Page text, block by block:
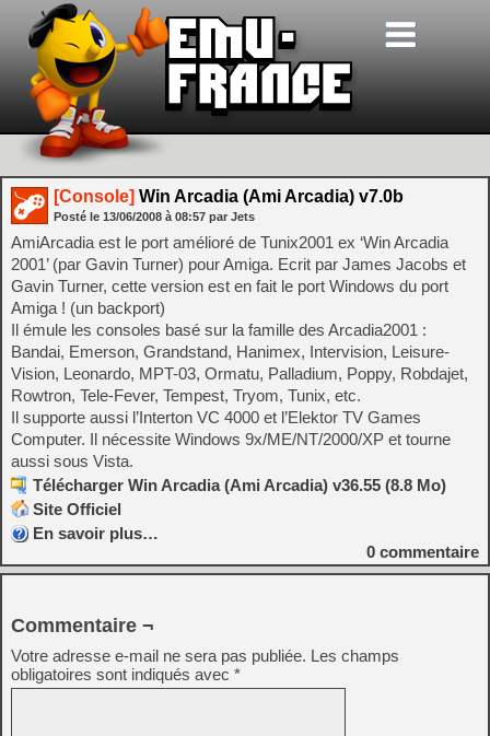
[Console] Win Arcadia (Ami Arcadia) v7.0b
Posté le 13/06/2008 à 08:57 par Jets
AmiArcadia est le port amélioré de Tunix2001 ex ‘Win Arcadia
2001’ (par Gavin Turner) pour Amiga. Ecrit par James Jacobs et
Gavin Turner, cette version est en fait le port Windows du port
Amiga ! (un backport)
Il émule les consoles basé sur la famille des Arcadia2001 :
Bandai, Emerson, Grandstand, Hanimex, Intervision, Leisure-
Vision, Leonardo, MPT-03, Ormatu, Palladium, Poppy, Robdajet,
Rowtron, Tele-Fever, Tempest, Tryom, Tunix, etc.
Il supporte aussi l’Interton VC 4000 et l’Elektor TV Games
Computer. Il nécessite Windows 9x/ME/NT/2000/XP et tourne
aussi sous Vista.
Télécharger Win Arcadia (Ami Arcadia) v36.55 (8.8 Mo)
Site Officiel
En savoir plus…
0 commentaire
Commentaire ¬
Votre adresse e-mail ne sera pas publiée. Les champs
obligatoires sont indiqués avec *